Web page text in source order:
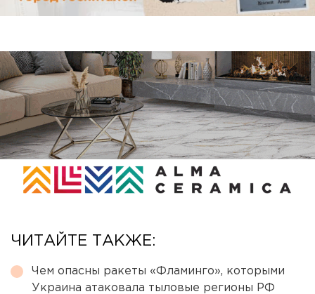
ЧИТАЙТЕ ТАКЖЕ:
Чем опасны ракеты «Фламинго», которыми
Украина атаковала тыловые регионы РФ